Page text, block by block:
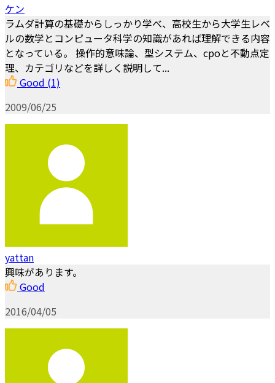
ケン
ラムダ計算の基礎からしっかり学べ、高校生から大学生レベ
ルの数学とコンピュータ科学の知識があれば理解できる内容
となっている。 操作的意味論、型システム、cpoと不動点定
理、カテゴリなどを詳しく説明して...
Good (1)
2009/06/25
yattan
興味があります。
Good
2016/04/05